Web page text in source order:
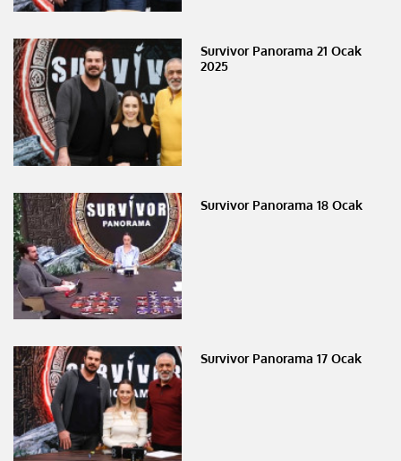
Survivor Panorama 21 Ocak
2025
Survivor Panorama 18 Ocak
Survivor Panorama 17 Ocak